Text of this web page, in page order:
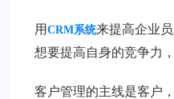
用CRM系统来提高企业
想要提高自身的竞争力
客户管理的主线是客户